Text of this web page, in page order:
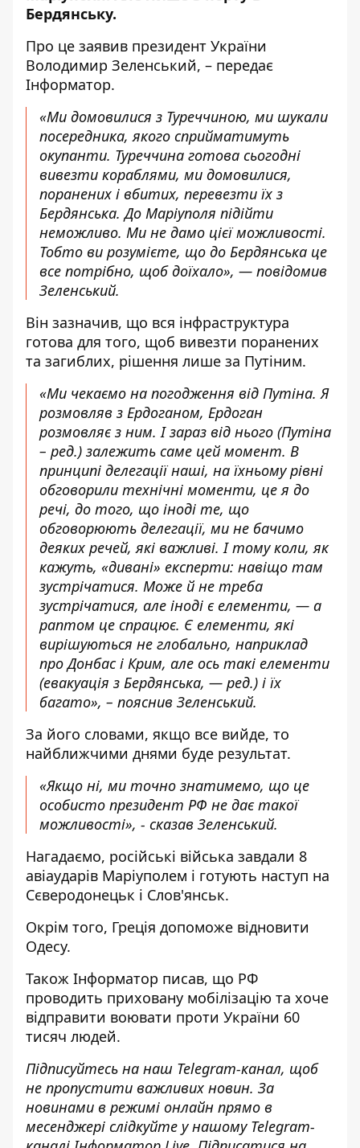
Бердянську.
Про це заявив президент України
Володимир Зеленський, – передає
Інформатор.
«Ми домовилися з Туреччиною, ми шукали
посередника, якого сприйматимуть
окупанти. Туреччина готова сьогодні
вивезти кораблями, ми домовилися,
поранених і вбитих, перевезти їх з
Бердянська. До Маріуполя підійти
неможливо. Ми не дамо цієї можливості.
Тобто ви розумієте, що до Бердянська це
все потрібно, щоб доїхало», — повідомив
Зеленський.
Він зазначив, що вся інфраструктура
готова для того, щоб вивезти поранених
та загиблих, рішення лише за Путіним.
«Ми чекаємо на погодження від Путіна. Я
розмовляв з Ердоганом, Ердоган
розмовляє з ним. І зараз від нього (Путіна
– ред.) залежить саме цей момент. В
принципі делегації наші, на їхньому рівні
обговорили технічні моменти, це я до
речі, до того, що іноді те, що
обговорюють делегації, ми не бачимо
деяких речей, які важливі. І тому коли, як
кажуть, «дивані» експерти: навіщо там
зустрічатися. Може й не треба
зустрічатися, але іноді є елементи, — а
раптом це спрацює. Є елементи, які
вирішуються не глобально, наприклад
про Донбас і Крим, але ось такі елементи
(евакуація з Бердянська, — ред.) і їх
багато», – пояснив Зеленський.
За його словами, якщо все вийде, то
найближчими днями буде результат.
«Якщо ні, ми точно знатимемо, що це
особисто президент РФ не дає такої
можливості», - сказав Зеленський.
Нагадаємо, російські війська завдали 8
авіаударів Маріуполем і готують наступ на
Сєверодонецьк і Слов'янськ.
Окрім того, Греція допоможе відновити
Одесу.
Також Інформатор писав, що РФ
проводить приховану мобілізацію та хоче
відправити воювати проти України 60
тисяч людей.
Підписуйтесь на наш Telegram-канал, щоб
не пропустити важливих новин. За
новинами в режимі онлайн прямо в
месенджері слідкуйте у нашому Telegram-